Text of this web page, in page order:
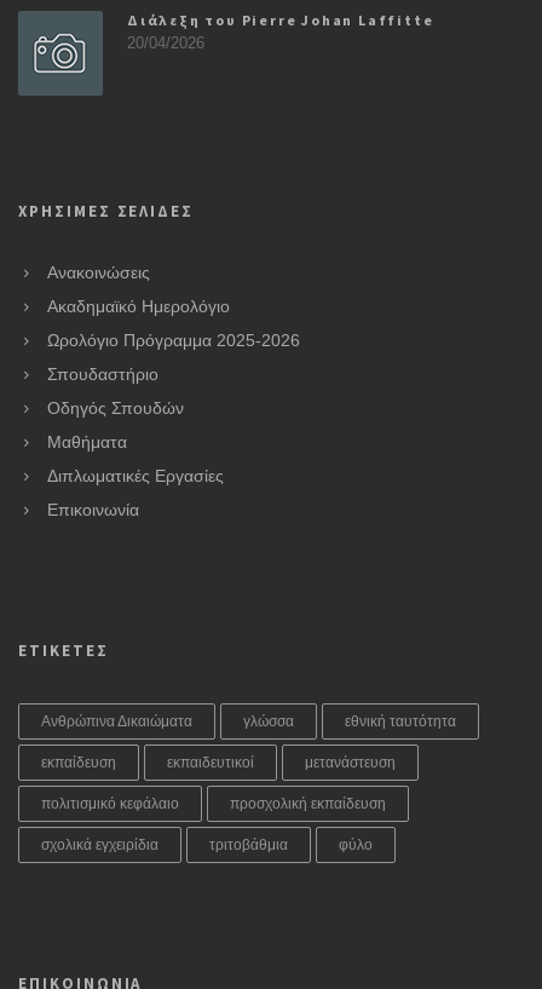
Διάλεξη του Pierre Johan Laffitte
20/04/2026
ΧΡΗΣΙΜΕΣ ΣΕΛΙΔΕΣ
Ανακοινώσεις
Ακαδημαϊκό Ημερολόγιο
Ωρολόγιο Πρόγραμμα 2025-2026
Σπουδαστήριο
Οδηγός Σπουδών
Μαθήματα
Διπλωματικές Εργασίες
Επικοινωνία
ΕΤΙΚΕΤΕΣ
Ανθρώπινα Δικαιώματα γλώσσα εθνική ταυτότητα
εκπαίδευση εκπαιδευτικοί μετανάστευση
πολιτισμικό κεφάλαιο προσχολική εκπαίδευση
σχολικά εγχειρίδια τριτοβάθμια φύλο
ΕΠΙΚΟΙΝΩΝΙΑ